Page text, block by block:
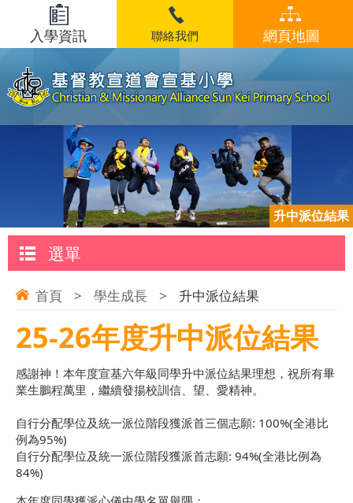
入學資訊 聯絡我們 網頁地圖
升中派位結果
選單
首頁 > 學生成長 > 升中派位結果
25-26年度升中派位結果
感謝神！本年度宣基六年級同學升中派位結果理想，祝所有畢
業生鵬程萬里，繼續發揚校訓信、望、愛精神。
自行分配學位及統一派位階段獲派首三個志願: 100%(全港比
例為95%)
自行分配學位及統一派位階段獲派首志願: 94%(全港比例為
84%)